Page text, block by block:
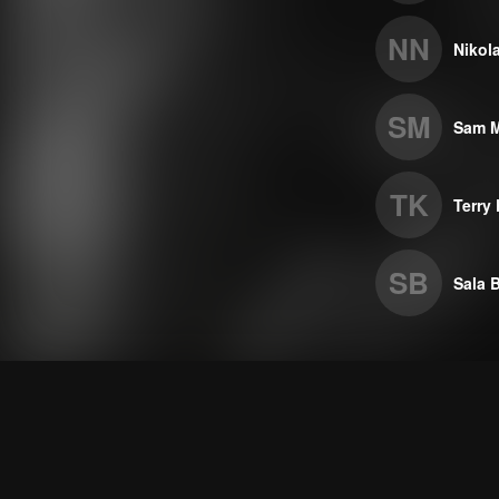
NN
SM Sam
TK Terry
SB Sala